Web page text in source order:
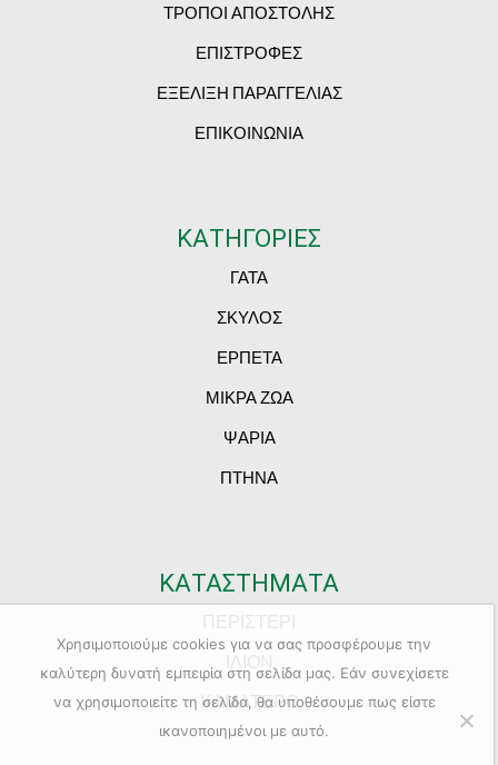
ΤΡΟΠΟΙ ΑΠΟΣΤΟΛΗΣ
ΕΠΙΣΤΡΟΦΕΣ
ΕΞΕΛΙΞΗ ΠΑΡΑΓΓΕΛΙΑΣ
ΕΠΙΚΟΙΝΩΝΙΑ
ΚΑΤΗΓΟΡΙΕΣ
ΓΑΤΑ
ΣΚΥΛΟΣ
ΕΡΠΕΤΑ
ΜΙΚΡΑ ΖΩΑ
ΨΑΡΙΑ
ΠΤΗΝΑ
ΚΑΤΑΣΤΗΜΑΤΑ
ΚΑΜΑΤΕΡΟ
Χρησιμοποιούμε cookies για να σας προσφέρουμε την
καλύτερη δυνατή εμπειρία στη σελίδα μας. Εάν συνεχίσετε
να χρησιμοποιείτε τη σελίδα, θα υποθέσουμε πως είστε
ικανοποιημένοι με αυτό.